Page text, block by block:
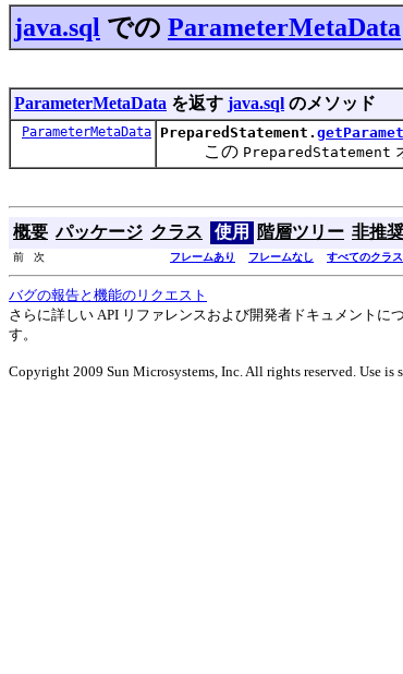
java.sql での ParameterMetaData
ParameterMetaData を返す java.sql のメソッド
ParameterMetaData PreparedStatement.
この PreparedStatement
概要 パッケージ クラス 使用 階層ツリー 非推
前 次 フレームあり フレームなし すべてのクラス
バグの報告と機能のリクエスト
さらに詳しい API リファレンスおよび開発者ドキュメントにつ
す。
Copyright 2009 Sun Microsystems, Inc. All rights reserved. Use is